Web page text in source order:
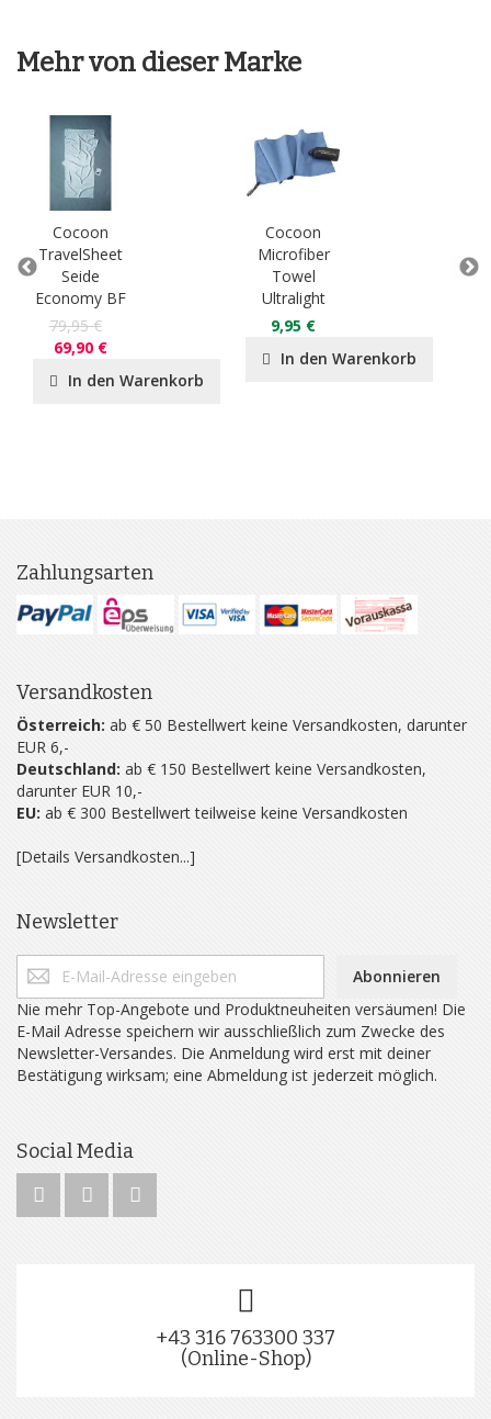
Mehr von dieser Marke
Cocoon
TravelSheet
Seide
Economy BF
79,95 €
69,90 €
In den Warenkorb
Cocoon
Microfiber
Towel
Ultralight
9,95 €
In den Warenkorb
Zahlungsarten
Versandkosten
Österreich: ab € 50 Bestellwert keine Versandkosten, darunter
EUR 6,-
Deutschland: ab € 150 Bestellwert keine Versandkosten,
darunter EUR 10,-
EU: ab € 300 Bestellwert teilweise keine Versandkosten
[Details Versandkosten...]
Newsletter
Abonnieren
Nie mehr Top-Angebote und Produktneuheiten versäumen! Die
E-Mail Adresse speichern wir ausschließlich zum Zwecke des
Newsletter-Versandes. Die Anmeldung wird erst mit deiner
Bestätigung wirksam; eine Abmeldung ist jederzeit möglich.
Social Media
+43 316 763300 337
(Online-Shop)